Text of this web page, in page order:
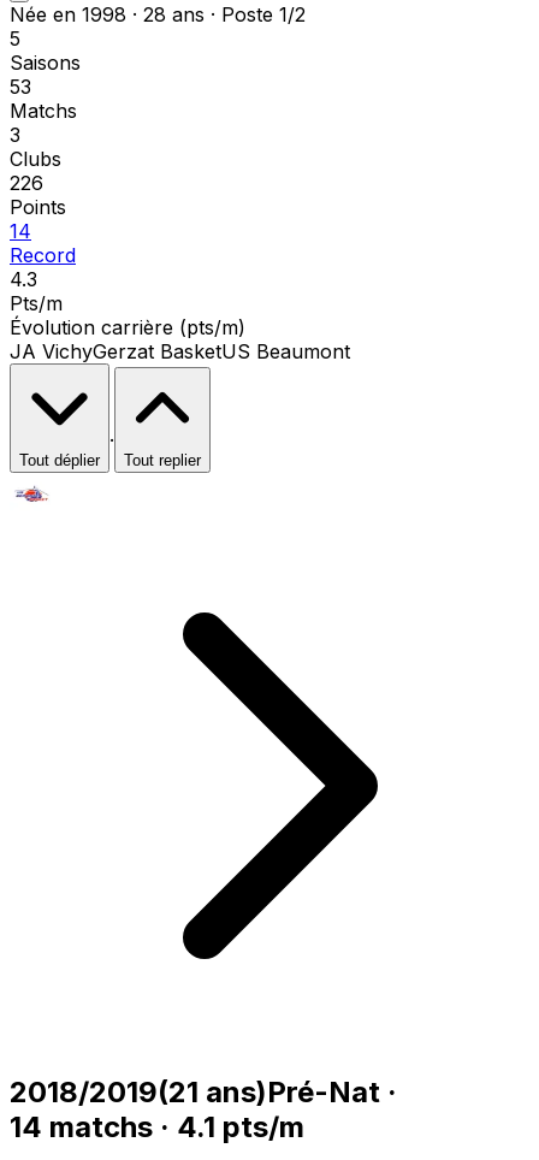
Née en 1998 · 28 ans · Poste 1/2
5
Saisons
53
Matchs
3
Clubs
226
Points
14
Record
4.3
Pts/m
Évolution carrière (pts/m)
JA VichyGerzat BasketUS Beaumont
Tout déplier
·
Tout replier
2018/2019(21 ans)Pré-Nat ·
14 matchs · 4.1 pts/m